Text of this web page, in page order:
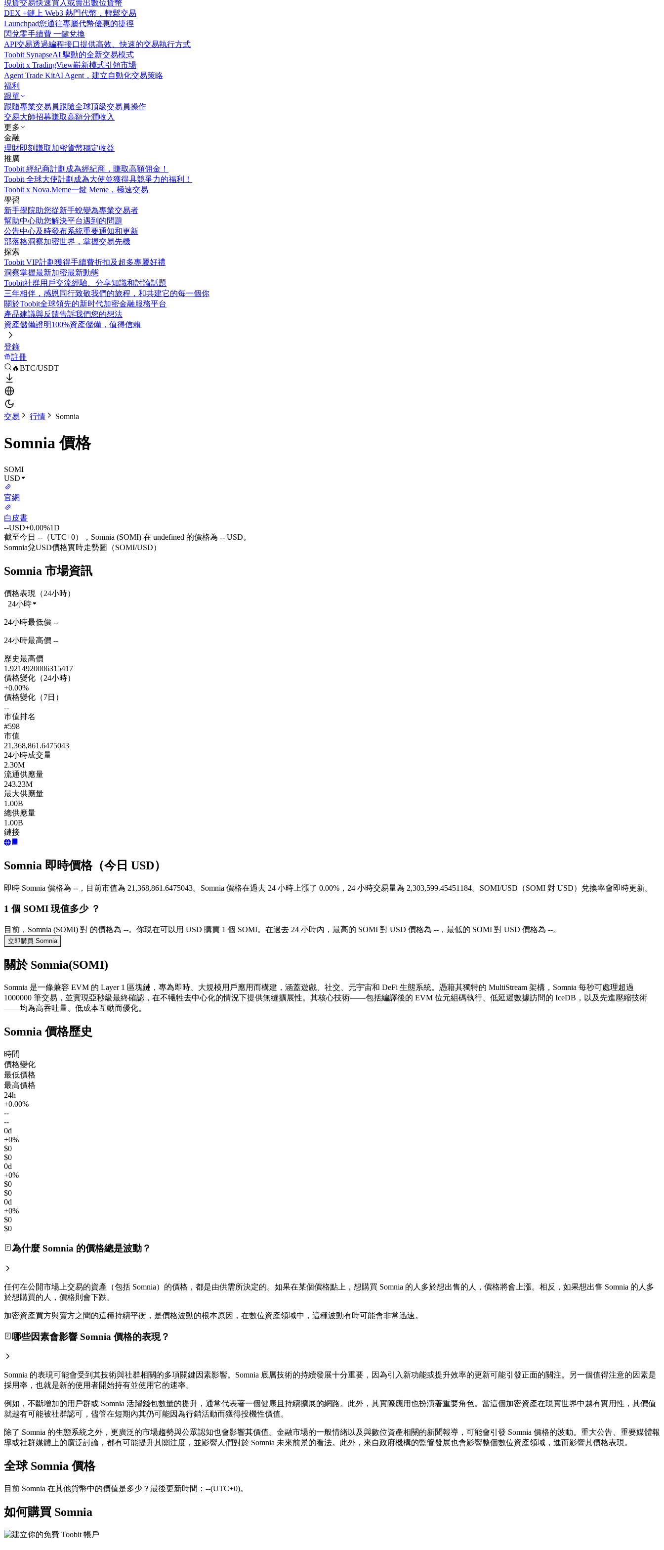
現貨交易快速買入或賣出數位貨幣
DEX +鏈上 Web3 熱門代幣，輕鬆交易
Launchpad您通往專屬代幣優惠的捷徑
閃兌零手續費 一鍵兌換
API交易透過編程接口提供高效、快速的交易執行方式
Toobit SynapseAI 驅動的全新交易模式
Toobit x TradingView嶄新模式引領市場
Agent Trade KitAI Agent，建立自動化交易策略
福利
跟單
跟隨專業交易員跟隨全球頂級交易員操作
交易大師招募賺取高額分潤收入
更多
金融
理財即刻賺取加密貨幣穩定收益
推廣
Toobit 經紀商計劃 成為經紀商，賺取高額佣金！
Toobit 全球大使計劃 成為大使並獲得具競爭力的福利！
Toobit x Nova.Meme一鍵 Meme，極速交易
學習
新手學院助您從新手蛻變為專業交易者
幫助中心助您解決平台遇到的問題
公告中心及時發布系統重要通知和更新
部落格洞察加密世界，掌握交易先機
探索
Toobit VIP計劃獲得手續費折扣及超多專屬好禮
洞察掌握最新加密最新動態
Toobit社群用戶交流經驗、分享知識和討論話題
三年相伴，感恩同行致敬我們的旅程，和共建它的每一個你
關於Toobit全球領先的新时代加密金融服務平台
產品建議與反饋告訴我們您的想法
資產儲備證明100%資產儲備，值得信賴
登錄
註冊
🔥BTC/USDT
交易 行情 Somnia
Somnia 價格
SOMI
USD
官網
白皮書
--USD+0.00%1D
截至今日 --（UTC+0），Somnia (SOMI) 在 undefined 的價格為 -- USD。
Somnia兌USD價格實時走勢圖（SOMI/USD）
Somnia 市場資訊
價格表現（24小時）
24小時
24小時最低價 --
24小時最高價 --
歷史最高價
1.9214920006315417
價格變化（24小時）
+0.00%
價格變化（7日）
--
市值排名
#598
市值
21,368,861.6475043
24小時成交量
2.30M
流通供應量
243.23M
最大供應量
1.00B
總供應量
1.00B
鏈接
Somnia 即時價格（今日 USD）
即時 Somnia 價格為 --，目前市值為 21,368,861.6475043。Somnia 價格在過去 24 小時上漲了 0.00%，24 小時交易量為 2,303,599.45451184。SOMI/USD（SOMI 對 USD）兌換率會即時更新。
1 個 SOMI 現值多少 ？
目前，Somnia (SOMI) 對 的價格為 --。你現在可以用 USD 購買 1 個 SOMI。在過去 24 小時內，最高的 SOMI 對 USD 價格為 --，最低的 SOMI 對 USD 價格為 --。
立即購買 Somnia
關於 Somnia(SOMI)
Somnia 是一條兼容 EVM 的 Layer 1 區塊鏈，專為即時、大規模用戶應用而構建，涵蓋遊戲、社交、元宇宙和 DeFi 生態系統。憑藉其獨特的 MultiStream 架構，Somnia 每秒可處理超過
1000000 筆交易，並實現亞秒級最終確認，在不犧牲去中心化的情況下提供無縫擴展性。其核心技術——包括編譯後的 EVM 位元組碼執行、低延遲數據訪問的 IceDB，以及先進壓縮技術
——均為高吞吐量、低成本互動而優化。
Somnia 價格歷史
時間
價格變化
最低價格
最高價格
24h
+0.00%
--
--
0d
+0%
$0
$0
0d
+0%
$0
$0
0d
+0%
$0
$0
為什麼 Somnia 的價格總是波動？
任何在公開市場上交易的資產（包括 Somnia）的價格，都是由供需所決定的。如果在某個價格點上，想購買 Somnia 的人多於想出售的人，價格將會上漲。相反，如果想出售 Somnia 的人多
於想購買的人，價格則會下跌。
加密資產買方與賣方之間的這種持續平衡，是價格波動的根本原因，在數位資產領域中，這種波動有時可能會非常迅速。
哪些因素會影響 Somnia 價格的表現？
Somnia 的表現可能會受到其技術與社群相關的多項關鍵因素影響。Somnia 底層技術的持續發展十分重要，因為引入新功能或提升效率的更新可能引發正面的關注。另一個值得注意的因素是
採用率，也就是新的使用者開始持有並使用它的速率。
例如，不斷增加的用戶群或 Somnia 活躍錢包數量的提升，通常代表著一個健康且持續擴展的網路。此外，其實際應用也扮演著重要角色。當這個加密資產在現實世界中越有實用性，其價值
就越有可能被社群認可，儘管在短期內其仍可能因為行銷活動而獲得投機性價值。
除了 Somnia 的生態系統之外，更廣泛的市場趨勢與公眾認知也會影響其價值。金融市場的一般情緒以及與數位資產相關的新聞報導，可能會引發 Somnia 價格的波動。重大公告、重要媒體報
導或社群媒體上的廣泛討論，都有可能提升其關注度，並影響人們對於 Somnia 未來前景的看法。此外，來自政府機構的監管發展也會影響整個數位資產領域，進而影響其價格表現。
全球 Somnia 價格
目前 Somnia 在其他貨幣中的價值是多少？最後更新時間：--(UTC+0)。
如何購買 Somnia